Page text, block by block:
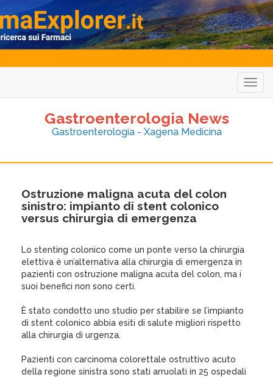
Gastroenterologia News
Gastroenterologia - Xagena Medicina
Ostruzione maligna acuta del colon
sinistro: impianto di stent colonico
versus chirurgia di emergenza
Lo stenting colonico come un ponte verso la chirurgia
elettiva è un’alternativa alla chirurgia di emergenza in
pazienti con ostruzione maligna acuta del colon, ma i
suoi benefici non sono certi.
È stato condotto uno studio per stabilire se l’impianto
di stent colonico abbia esiti di salute migliori rispetto
alla chirurgia di urgenza.
Pazienti con carcinoma colorettale ostruttivo acuto
della regione sinistra sono stati arruolati in 25 ospedali